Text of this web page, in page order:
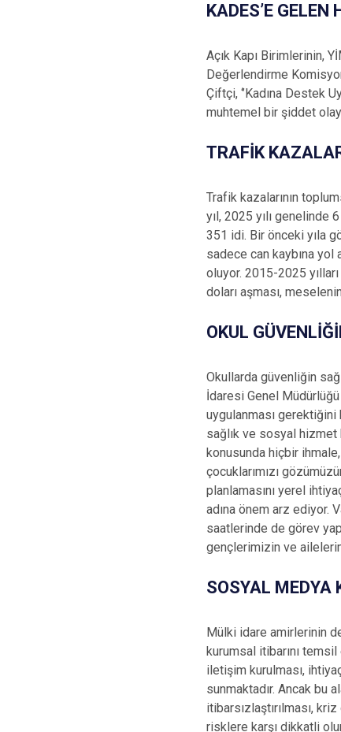
KADES’E
Açık Kapı Birimlerinin,
Değerlendirme
Çiftçi, ‘’Kadına Destek
muhtemel bir şiddet
TRAFİK
Trafik kazalarının
yıl, 2025 yılı genelinde
351 idi. Bir önceki yıla
sadece can kaybına yol
oluyor. 2015-2025
doları aşması,
OKUL
Okullarda güvenliğin
İdaresi Genel
uygulanması gerektiğini
sağlık ve sosyal hizmet
konusunda hiçbir
çocuklarımızı
planlamasını yerel
adına önem arz ediyor.
saatlerinde de görev
gençlerimizin ve
SOSYAL MEDYA
Mülki idare amirlerinin
kurumsal itibarını
iletişim kurulması,
sunmaktadır. Ancak bu
itibarsızlaştırılması,
risklere karşı dikkatli